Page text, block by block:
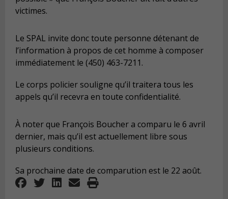
victimes.
Le SPAL invite donc toute personne détenant de
l’information à propos de cet homme à composer
immédiatement le (450) 463-7211.
Le corps policier souligne qu’il traitera tous les
appels qu’il recevra en toute confidentialité.
À noter que François Boucher a comparu le 6 avril
dernier, mais qu’il est actuellement libre sous
plusieurs conditions.
Sa prochaine date de comparution est le 22 août.